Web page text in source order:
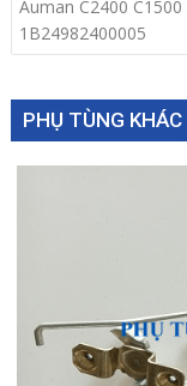
Auman C2400 C1500
1B24982400005
PHỤ TÙNG KHÁC